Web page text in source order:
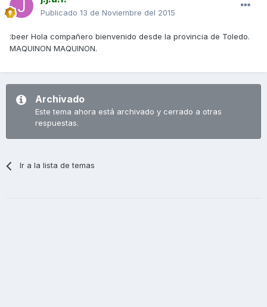
Publicado 13 de Noviembre del 2015
:beer Hola compañero bienvenido desde la provincia de Toledo.
MAQUINON MAQUINON.
Archivado
Este tema ahora está archivado y cerrado a otras
respuestas.
Ir a la lista de temas